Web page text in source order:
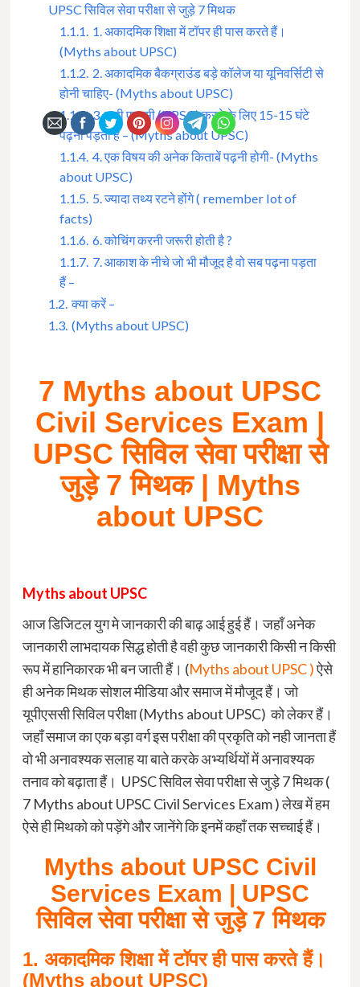
UPSC सिविल सेवा परीक्षा से जुड़े 7 मिथक
1.1.1. 1. अकादमिक शिक्षा में टॉपर ही पास करते हैं।
(Myths about UPSC)
1.1.2. 2. अकादमिक बैकग्राउंड बड़े कॉलेज या यूनिवर्सिटी से
होनी चाहिए- (Myths about UPSC)
1.1.3. 3. यू पी एस सी (UPSC) करने के लिए 15-15 घंटे
पढ़ना पड़ता हैं – (Myths about UPSC)
1.1.4. 4. एक विषय की अनेक किताबें पढ़नी होगी- (Myths
about UPSC)
1.1.5. 5. ज्यादा तथ्य रटने होंगे ( remember lot of
facts)
1.1.6. 6. कोचिंग करनी जरूरी होती है ?
1.1.7. 7. आकाश के नीचे जो भी मौजूद है वो सब पढ़ना पड़ता
हैं –
1.2. क्या करें –
1.3. (Myths about UPSC)
7 Myths about UPSC
Civil Services Exam |
UPSC सिविल सेवा परीक्षा से
जुड़े 7 मिथक | Myths
about UPSC
Myths about UPSC
आज डिजिटल युग मे जानकारी की बाढ़ आई हुई हैं। जहाँ अनेक
जानकारी लाभदायक सिद्ध होती है वही कुछ जानकारी किसी न किसी
रूप में हानिकारक भी बन जाती हैं। (Myths about UPSC )ऐसे
ही अनेक मिथक सोशल मीडिया और समाज में मौजूद हैं। जो
यूपीएससी सिविल परीक्षा (Myths about UPSC) को लेकर हैं।
जहाँ समाज का एक बड़ा वर्ग इस परीक्षा की प्रकृति को नही जानता हैं
वो भी अनावश्यक सलाह या बाते करके अभ्यर्थियों में अनावश्यक
तनाव को बढ़ाता हैं। UPSC सिविल सेवा परीक्षा से जुड़े 7 मिथक (
7 Myths about UPSC Civil Services Exam ) लेख में हम
ऐसे ही मिथको को पड़ेंगे और जानेंगे कि इनमें कहाँ तक सच्चाई हैं।
Myths about UPSC Civil
Services Exam | UPSC
सिविल सेवा परीक्षा से जुड़े 7 मिथक
1. अकादमिक शिक्षा में टॉपर ही पास करते हैं।
(Myths about UPSC)